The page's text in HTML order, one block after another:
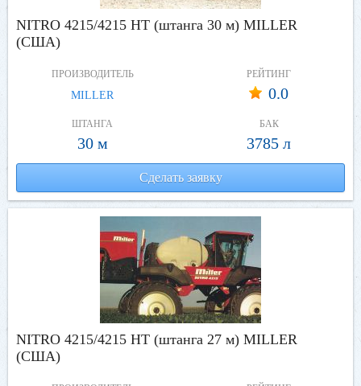
NITRO 4215/4215 HT (штанга 30 м) MILLER
(США)
ПРОИЗВОДИТЕЛЬ
MILLER
РЕЙТИНГ
0.0
ШТАНГА
30 м
БАК
3785 л
Сделать заявку
NITRO 4215/4215 HT (штанга 27 м) MILLER
(США)